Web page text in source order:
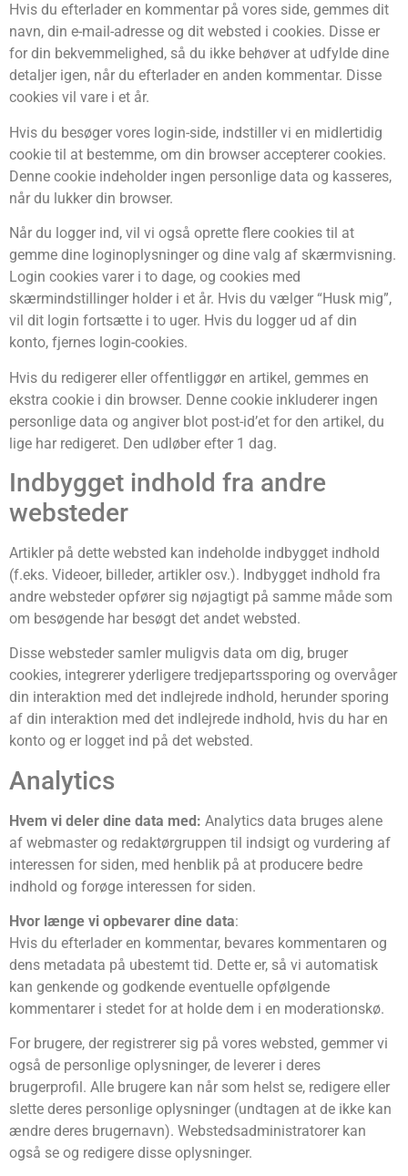
Hvis du efterlader en kommentar på vores side, gemmes dit
navn, din e-mail-adresse og dit websted i cookies. Disse er
for din bekvemmelighed, så du ikke behøver at udfylde dine
detaljer igen, når du efterlader en anden kommentar. Disse
cookies vil vare i et år.
Hvis du besøger vores login-side, indstiller vi en midlertidig
cookie til at bestemme, om din browser accepterer cookies.
Denne cookie indeholder ingen personlige data og kasseres,
når du lukker din browser.
Når du logger ind, vil vi også oprette flere cookies til at
gemme dine loginoplysninger og dine valg af skærmvisning.
Login cookies varer i to dage, og cookies med
skærmindstillinger holder i et år. Hvis du vælger “Husk mig”,
vil dit login fortsætte i to uger. Hvis du logger ud af din
konto, fjernes login-cookies.
Hvis du redigerer eller offentliggør en artikel, gemmes en
ekstra cookie i din browser. Denne cookie inkluderer ingen
personlige data og angiver blot post-id’et for den artikel, du
lige har redigeret. Den udløber efter 1 dag.
Indbygget indhold fra andre
websteder
Artikler på dette websted kan indeholde indbygget indhold
(f.eks. Videoer, billeder, artikler osv.). Indbygget indhold fra
andre websteder opfører sig nøjagtigt på samme måde som
om besøgende har besøgt det andet websted.
Disse websteder samler muligvis data om dig, bruger
cookies, integrerer yderligere tredjepartssporing og overvåger
din interaktion med det indlejrede indhold, herunder sporing
af din interaktion med det indlejrede indhold, hvis du har en
konto og er logget ind på det websted.
Analytics
Hvem vi deler dine data med: Analytics data bruges alene
af webmaster og redaktørgruppen til indsigt og vurdering af
interessen for siden, med henblik på at producere bedre
indhold og forøge interessen for siden.
Hvor længe vi opbevarer dine data:
Hvis du efterlader en kommentar, bevares kommentaren og
dens metadata på ubestemt tid. Dette er, så vi automatisk
kan genkende og godkende eventuelle opfølgende
kommentarer i stedet for at holde dem i en moderationskø.
For brugere, der registrerer sig på vores websted, gemmer vi
også de personlige oplysninger, de leverer i deres
brugerprofil. Alle brugere kan når som helst se, redigere eller
slette deres personlige oplysninger (undtagen at de ikke kan
ændre deres brugernavn). Webstedsadministratorer kan
også se og redigere disse oplysninger.